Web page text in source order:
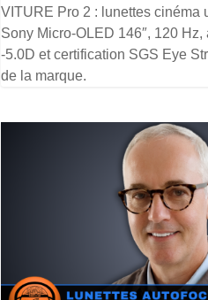
VITURE Pro 2 : lunettes cinéma
Sony Micro-OLED 146″, 120
-5.0D et certification SGS Eye
de la marque.